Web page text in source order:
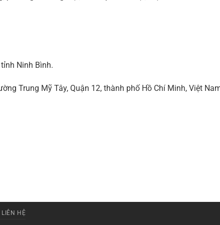
Ninh Bình.
Trung Mỹ Tây, Quận 12, thành phố Hồ Chí Minh, Việt
LIÊN HỆ